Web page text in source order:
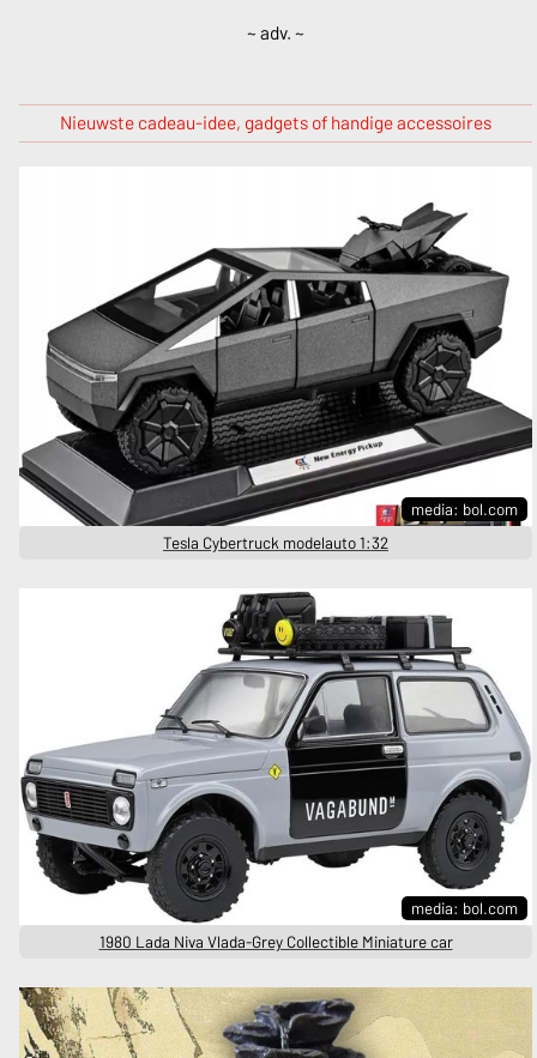
~ adv. ~
Nieuwste cadeau-idee, gadgets of handige accessoires
media: bol.com
Tesla Cybertruck modelauto 1:32
media: bol.com
1980 Lada Niva Vlada-Grey Collectible Miniature car